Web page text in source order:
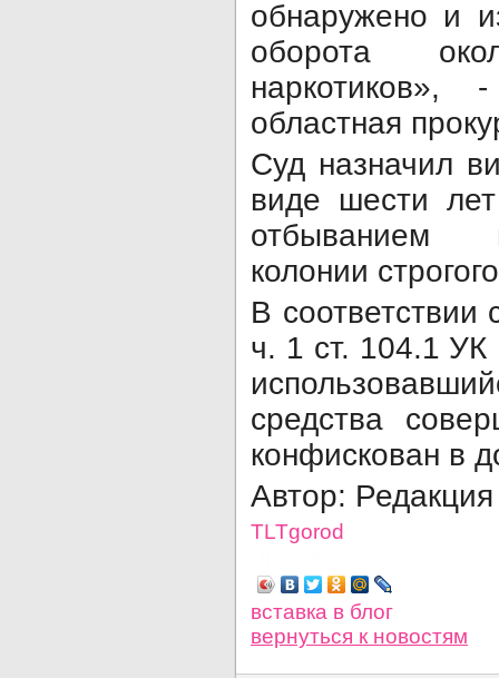
обнаружено и
оборота
наркотиков»,
областная
Суд назначил
виде шести
отбыванием
колонии
В соответствии
ч. 1 ст. 104.1
средства
конфискован в
Автор:
TLTgorod
вставка в блог
вернуться к новостям